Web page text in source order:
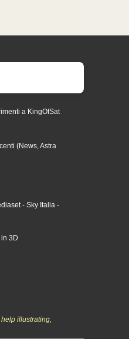
a KingOfSat
(News, Astra
- Sky Italia -
3D
illustrating,